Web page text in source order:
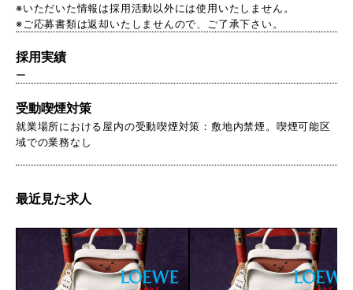
※いただいた情報は採用活動以外には使用いたしません。
※ご応募書類は返却いたしませんので、ご了承下さい。
採用実績
ー
受動喫煙対策
就業場所における屋内の受動喫煙対策：敷地内禁煙。喫煙可能区
域での業務なし
最近見た求人